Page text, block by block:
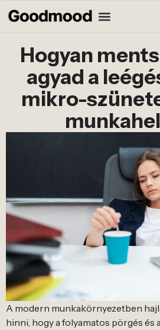
Hogyan
agyad a
mikro-
A modern munkakörnyezetben
hinni, hogy a folyamatos pörgés és